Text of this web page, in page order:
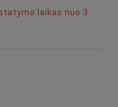
laikas nuo 3